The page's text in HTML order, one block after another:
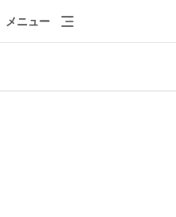
メニュー